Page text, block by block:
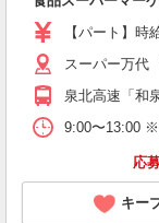
【パート】
スーパー万代
泉北高速「和
9:00〜13:00
応
キー